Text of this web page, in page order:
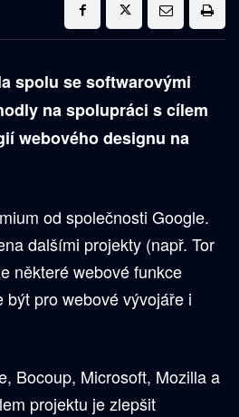
spolu se softwarovými
na spolupráci s cílem
webového designu na
od společnosti Google.
dalšími projekty (např. Tor
některé webové funkce
pro webové vývojáře i
Bocoup, Microsoft, Mozilla a
projektu je zlepšit